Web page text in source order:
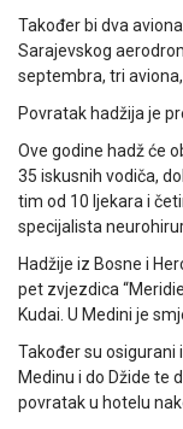
Također bi dva
Sarajevskog
septembra, tri
Povratak hadžija je
Ove godine hadž će
35 iskusnih vodiča,
tim od 10 ljekara i
specijalista
Hadžije iz Bosne i
pet zvjezdica
Kudai. U Medini je
Također su osigurani
Medinu i do Džide te
povratak u hotelu